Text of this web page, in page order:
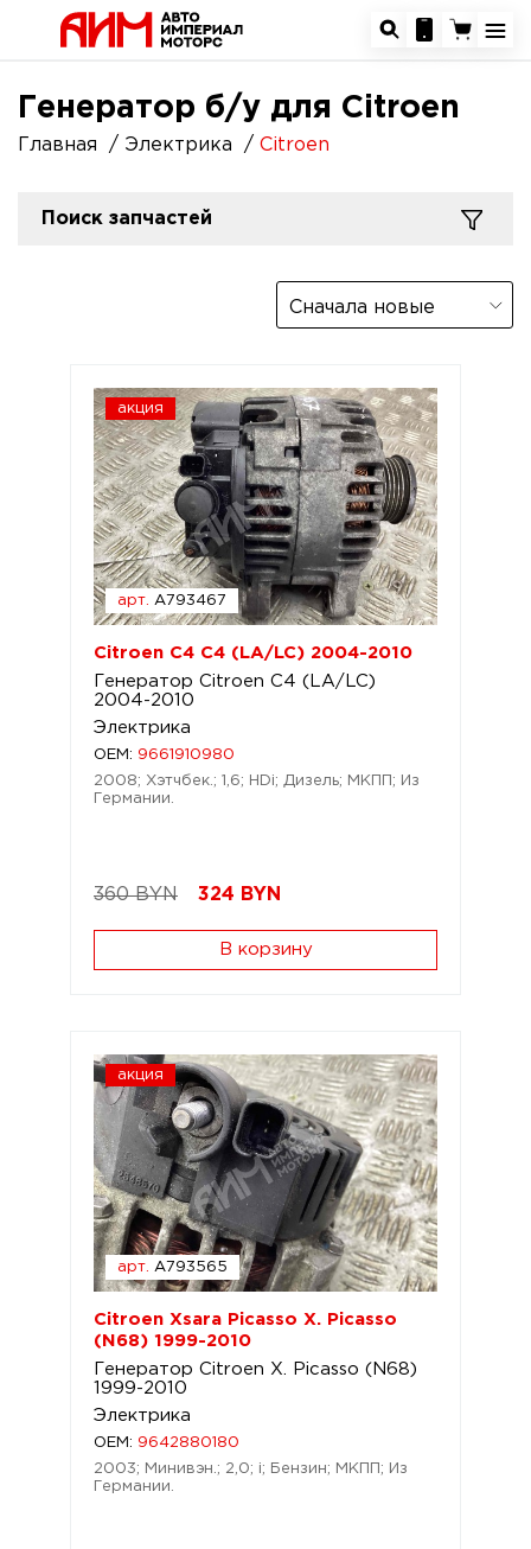
Генератор б/у для Citroen
Главная Электрика Citroen
Поиск запчастей
Сначала новые
акция
арт. A793467
Citroen C4 C4 (LA/LC) 2004-2010
Генератор Citroen C4 (LA/LC)
2004-2010
Электрика
OEM: 9661910980
2008; Хэтчбек.; 1,6; HDi; Дизель; МКПП; Из
Германии.
360 BYN 324 BYN
В корзину
акция
арт. A793565
Citroen Xsara Picasso X. Picasso
(N68) 1999-2010
Генератор Citroen X. Picasso (N68)
1999-2010
Электрика
OEM: 9642880180
2003; Минивэн.; 2,0; i; Бензин; МКПП; Из
Германии.